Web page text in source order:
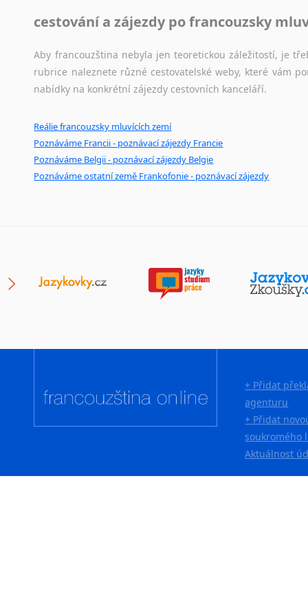
Jidiš
Katalánština
Kazaština
Kečuánština
Konžština
Korejština
Korsičtina
Kumykština
Lezginština
Malajština
Malinština
cestování a zájezdy po francouzsky
Aby francouzština nebyla jen teoretickou záležitostí, je
rubrice naleznete různé cestovatelské weby, které vám
nabídky na konkrétní zájezdy cestovních kanceláří.
Reálie francouzsky mluvících zemí
Poznáváme Francii - poznávací zájezdy Francie
Poznáváme Belgii - poznávací zájezdy Belgie
Poznáváme ostatní země Frankofonie - poznávací zájezdy
+ Přidat
agenturu
+ Přidat
soukromého
Aktuálnost